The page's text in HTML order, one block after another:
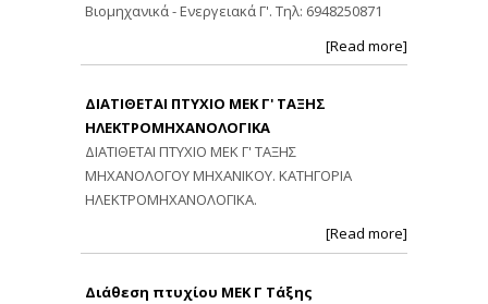
Βιομηχανικά - Ενεργειακά Γ'. Τηλ: 6948250871
[Read more]
ΔΙΑΤΙΘΕΤΑΙ ΠΤΥΧΙΟ ΜΕΚ Γ' ΤΑΞΗΣ
ΗΛΕΚΤΡΟΜΗΧΑΝΟΛΟΓΙΚΑ
ΔΙΑΤΙΘΕΤΑΙ ΠΤΥΧΙΟ ΜΕΚ Γ' ΤΑΞΗΣ
ΜΗΧΑΝΟΛΟΓΟΥ ΜΗΧΑΝΙΚΟΥ. ΚΑΤΗΓΟΡΙΑ
ΗΛΕΚΤΡΟΜΗΧΑΝΟΛΟΓΙΚΑ.
[Read more]
Διάθεση πτυχίου ΜΕΚ Γ Τάξης